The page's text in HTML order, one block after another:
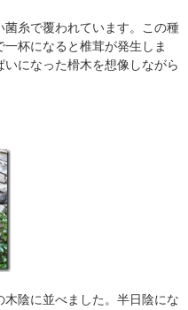
糸で覆われています。この種
杯になると椎茸が発生しま
になった榾木を想像しながら
陰に並べました。半日陰にな